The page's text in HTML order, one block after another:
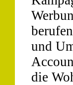
und
die